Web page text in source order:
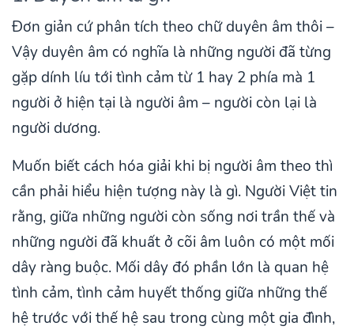
Đơn giản cứ phân tích theo chữ duyên âm thôi –
Vậy duyên âm có nghĩa là những người đã từng
gặp dính líu tới tình cảm từ 1 hay 2 phía mà 1
người ở hiện tại là người âm – người còn lại là
người dương.
Muốn biết cách hóa giải khi bị người âm theo thì
cần phải hiểu hiện tượng này là gì. Người Việt tin
rằng, giữa những người còn sống nơi trần thế và
những người đã khuất ở cõi âm luôn có một mối
dây ràng buộc. Mối dây đó phần lớn là quan hệ
tình cảm, tình cảm huyết thống giữa những thế
hệ trước với thế hệ sau trong cùng một gia đình,